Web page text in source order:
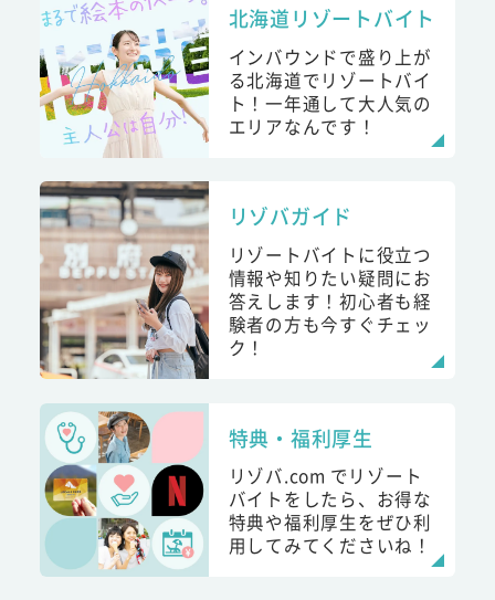
北海道リゾートバイト
インバウンドで盛り上が
る北海道でリゾートバイ
ト！一年通して大人気の
エリアなんです！
リゾバガイド
リゾートバイトに役立つ
情報や知りたい疑問にお
答えします！初心者も経
験者の方も今すぐチェッ
ク！
特典・福利厚生
リゾバ.com でリゾート
バイトをしたら、お得な
特典や福利厚生をぜひ利
用してみてくださいね！